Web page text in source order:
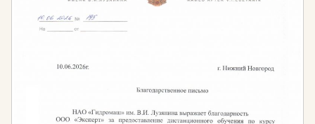
природоохранными и ресурсосберегающими
сторонами деятельности предприятий и
по экологической безопасности руководителей и
специалистов в области экологической